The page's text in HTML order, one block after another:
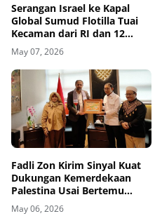
Serangan Israel ke Kapal
Global Sumud Flotilla Tuai
Kecaman dari RI dan 12
Negara
May 07, 2026
Fadli Zon Kirim Sinyal Kuat
Dukungan Kemerdekaan
Palestina Usai Bertemu
Delegasi di Kemenbud
May 06, 2026